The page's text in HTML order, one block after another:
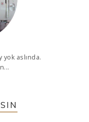
aslında.